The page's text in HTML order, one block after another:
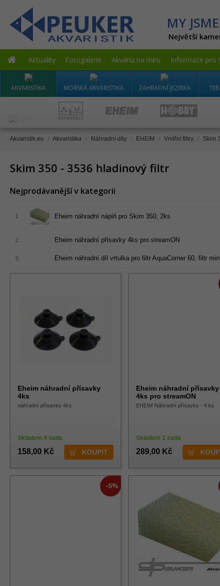
MY
Největší
Aktuality Fotogalerie Akvária na míru Informace pro
AKVARISTIKA MOŘSKÁ AKVARISTIKA ZAHRADNÍ JEZÍRKA
Akvaristik.eu / Akvaristika / Náhradní díly / EHEIM / Vnitřní filtry / Skim
Skim 350 - 3536 hladinový filtr
Nejprodávanější v kategorii
1. Eheim náhradní náplň pro Skim 350, 2ks
2. Eheim náhradní přísavky 4ks pro streamON
3. Eheim náhradní díl vrtulka pro filtr AquaCorner 60, filtr
Eheim náhradní přísavky
4ks
náhradní přísavky 4ks
Skladem 4 sada
158,00 Kč
Eheim náhradní přísavky
4ks pro streamON
EHEIM Náhradní přísavky - 4 ks
Skladem 1 sada
289,00 Kč
-6%